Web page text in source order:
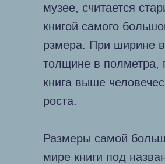
музее, считается
книгой самого
рзмера. При ширине
толщине в полметра,
книга выше
роста.
Размеры самой
мире книги под